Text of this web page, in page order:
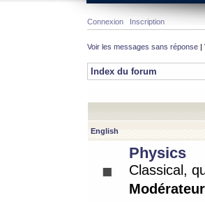
Connexion Inscription
Voir les messages sans réponse |
Index du forum
English
Physics
Classical,